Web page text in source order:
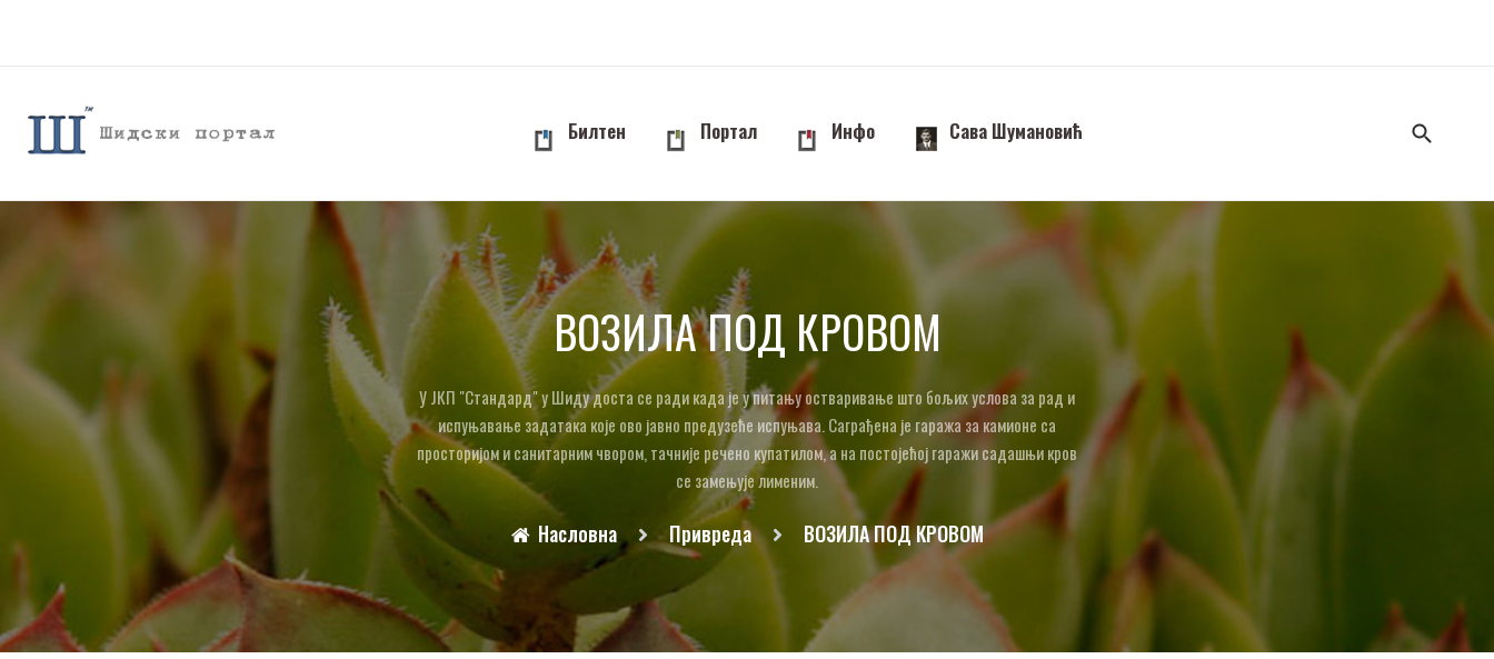
Билтен Портал Инфо Сава Шумановић
ВОЗИЛА ПОД КРОВОМ
У ЈКП "Стандард" у Шиду доста се ради када је у питању остваривање што бољих услова за рад и
испуњавање задатака које ово јавно предузеће испуњава. Саграђена је гаража за камионе са
просторијом и санитарним чвором, тачније речено купатилом, а на постојећој гаражи садашњи кров
се замењује лименим.
Насловна Привреда ВОЗИЛА ПОД КРОВОМ